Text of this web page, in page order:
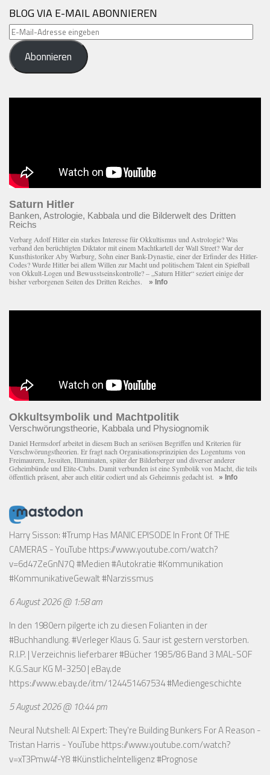
BLOG VIA E-MAIL ABONNIEREN
E-
Mail-
Adresse
eingeben
Abonnieren
Saturn Hitler
Banken, Astrologie, Kabbala und die Bilderwelt des Dritten
Reichs
Verbarg Adolf Hitler ein starkes Interesse für Okkultismus und Astrologie? Was
verband den berüchtigten Diktator mit einem Macht­kartell der Wall Street? War der
Kunsthistoriker Aby Warburg, Sohn einer Bank-Dynastie, einer der Erfinder des Hitler-
Codes? Wurde Hitler bei allem Willen zur Macht und politischem Talent ein Spielball
von Okkult-Logen und Bewusstseinskontrolle? – „Saturn Hitler“ seziert einige der
bisher verborgenen Seiten des Dritten Reiches. » Info
Okkultsymbolik und Machtpolitik
Verschwörungstheorie, Kabbala und Physiognomik
Daniel Hermsdorf arbeitet in diesem Buch an seriösen Begriffen und Kriterien für
Verschwörungstheorien. Er fragt nach Organisationsprinzipien des Logentums von
Freimaurern, Jesuiten, Illuminaten, später der Bilderberger und diverser anderer
Geheimbünde und Elite-Clubs. Damit verbunden ist eine Symbolik von Macht, die teils
öffentlich präsent, aber auch elitär codiert und als Geheimnis gedacht ist. » Info
Harry Sisson: #Trump Has MANIC EPISODE In Front Of THE
CAMERAS - YouTube https://www.youtube.com/watch?
v=6d47ZeGnN7Q#Medien #Autokratie #Kommunikation
#KommunikativeGewalt #Narzissmus
6 August 2026 @ 1:58 am
In den 1980ern pilgerte ich zu diesen Folianten in der
#Buchhandlung. #Verleger Klaus G. Saur ist gestern verstorben.
R.I.P. | Verzeichnis lieferbarer #Bücher 1985/86 Band 3 MAL-SOF
K.G.Saur KG M-3250 | eBay.de
https://www.ebay.de/itm/124451467534#Mediengeschichte
5 August 2026 @ 10:44 pm
Neural Nutshell: AI Expert: They're Building Bunkers For A Reason -
Tristan Harris - YouTube https://www.youtube.com/watch?
v=xT3Pmw4f-Y8#KünstlicheIntelligenz #Prognose